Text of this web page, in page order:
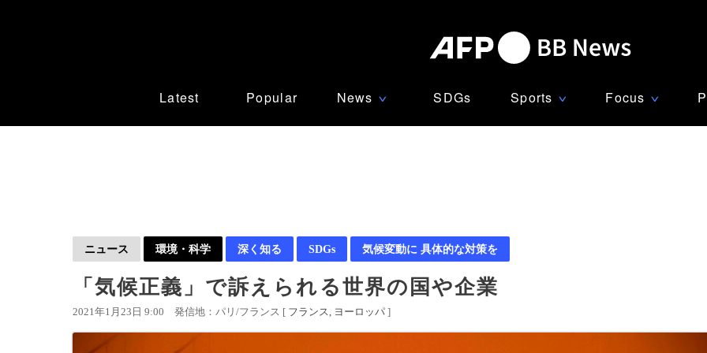
Latest Popular News ∨ SDGs Sports ∨ Focus ∨
ニュース 環境・科学 深く知る SDGs 気候変動に 具体的な対策を
「気候正義」で訴えられる世界の国や企業
2021年1月23日 9:00 発信地：パリ/フランス [ フランス ヨーロッパ ]